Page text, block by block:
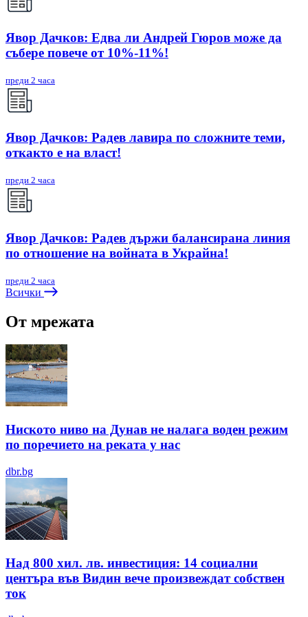
Явор Дачков: Едва ли Андрей Гюров може да
събере повече от 10%-11%!
преди 2 часа
Явор Дачков: Радев лавира по сложните теми,
откакто е на власт!
преди 2 часа
Явор Дачков: Радев държи балансирана линия
по отношение на войната в Украйна!
преди 2 часа
Всички
От мрежата
Ниското ниво на Дунав не налага воден режим
по поречието на реката у нас
dbr.bg
Над 800 хил. лв. инвестиция: 14 социални
центъра във Видин вече произвеждат собствен
ток